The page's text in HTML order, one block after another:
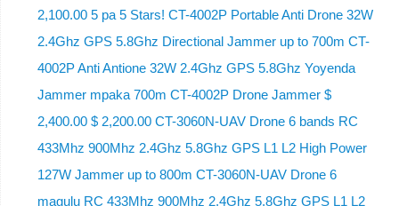
2,100.00 5 pa 5 Stars! CT-4002P Portable Anti Drone 32W
2.4Ghz GPS 5.8Ghz Directional Jammer up to 700m CT-
4002P Anti Antione 32W 2.4Ghz GPS 5.8Ghz Yoyenda
Jammer mpaka 700m CT-4002P Drone Jammer $
2,400.00 $ 2,200.00 CT-3060N-UAV Drone 6 bands RC
433Mhz 900Mhz 2.4Ghz 5.8Ghz GPS L1 L2 High Power
127W Jammer up to 800m CT-3060N-UAV Drone 6
magulu RC 433Mhz 900Mhz 2.4Ghz 5.8Ghz GPS L1 L2